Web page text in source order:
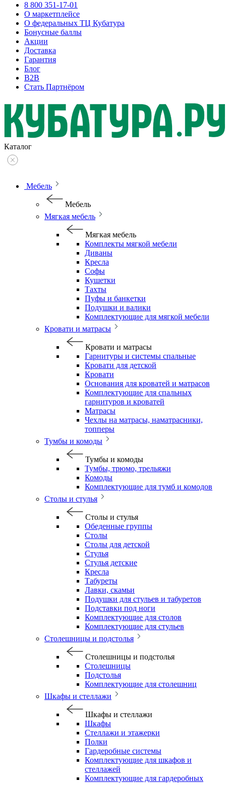
8 800 351-17-01
О маркетплейсе
О федеральных ТЦ Кубатура
Бонусные баллы
Акции
Доставка
Гарантия
Блог
B2B
Стать Партнёром
Каталог
Мебель
Мебель
Мягкая мебель
Мягкая мебель
Комплекты мягкой мебели
Диваны
Кресла
Софы
Кушетки
Тахты
Пуфы и банкетки
Подушки и валики
Комплектующие для мягкой мебели
Кровати и матрасы
Кровати и матрасы
Гарнитуры и системы спальные
Кровати для детской
Кровати
Основания для кроватей и матрасов
Комплектующие для спальных
гарнитуров и кроватей
Матрасы
Чехлы на матрасы, наматрасники,
топперы
Тумбы и комоды
Тумбы и комоды
Тумбы, трюмо, трельяжи
Комоды
Комплектующие для тумб и комодов
Столы и стулья
Столы и стулья
Обеденные группы
Столы
Столы для детской
Стулья
Стулья детские
Кресла
Табуреты
Лавки, скамьи
Подушки для стульев и табуретов
Подставки под ноги
Комплектующие для столов
Комплектующие для стульев
Столешницы и подстолья
Столешницы и подстолья
Столешницы
Подстолья
Комплектующие для столешниц
Шкафы и стеллажи
Шкафы и стеллажи
Шкафы
Стеллажи и этажерки
Полки
Гардеробные системы
Комплектующие для шкафов и
стеллажей
Комплектующие для гардеробных